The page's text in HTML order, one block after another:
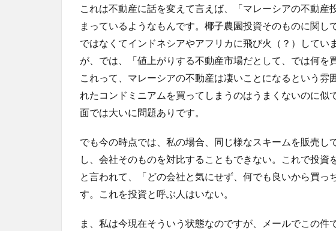
これは不動産に話を変えて言えば、「マレーシアの不動産
まっているようなもんです。椰子農園投資そのものに関し
ではなくてインドネシアやアフリカに飛び火（？）してい
が、では、「値上がりする不動産市場だとして、では何を
これって、マレーシアの不動産は凄いことになるという雰
れたコンドミニアムを買ってしまうのはうまくないのに似
面では大いに問題ありです。
でも今の時点では、私の場合、同じ様なスキームを販売し
し、会社そのものを対比することもできない。これで投資
と言われて、「どの会社と気にせず、何でも良いから買っ
す。これを投資と呼ぶ人はいない。
ま、私は今現在そういう状態なのですが、メールでこの件